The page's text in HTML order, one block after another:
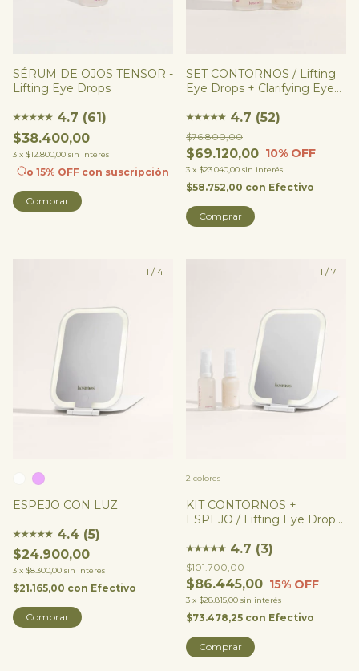
SÉRUM DE OJOS TENSOR -
Lifting Eye Drops
★★★★★
★ 4.7 (61)
$38.400,00
3 x $12.800,00 sin interés
o 15% OFF con suscripción
Comprar
SET CONTORNOS / Lifting
Eye Drops + Clarifying Eye
★★★★★
★ 4.7 (52)
$69.120,00
$76.800,00
10% OFF
3 x $23.040,00 sin interés
$58.752,00 con Efectivo
1 /4
ESPEJO CON LUZ
★★★★★
★ 4.4 (5)
$24.900,00
3 x $8.300,00 sin interés
$21.165,00 con Efectivo
Comprar
1 /7
KIT CONTORNOS +
ESPEJO / Lifting Eye Drops
Espejo Luz Led
★★★★★
★ 4.7 (3)
$86.445,00
$101.700,00
15% OFF
3 x $28.815,00 sin interés
$73.478,25 con Efectivo
2 colores
Comprar